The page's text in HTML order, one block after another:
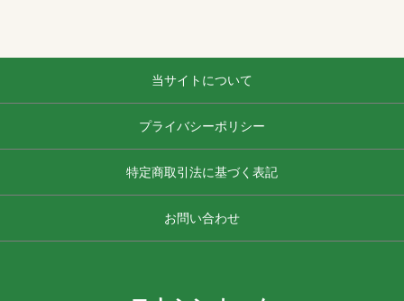
当サイトについて
プライバシーポリシー
特定商取引法に基づく表記
お問い合わせ